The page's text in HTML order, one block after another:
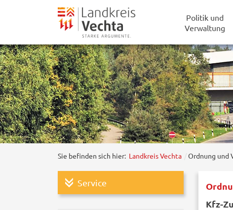
Politik und
Verwaltung
Sie befinden sich hier: Landkreis Vechta Ordnung und
Service
Kfz-